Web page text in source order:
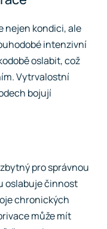
nejen kondici, ale
intenzivní
oslabit, což
Vytrvalostní
bojují
pro správnou
oslabuje činnost
chronických
může mít